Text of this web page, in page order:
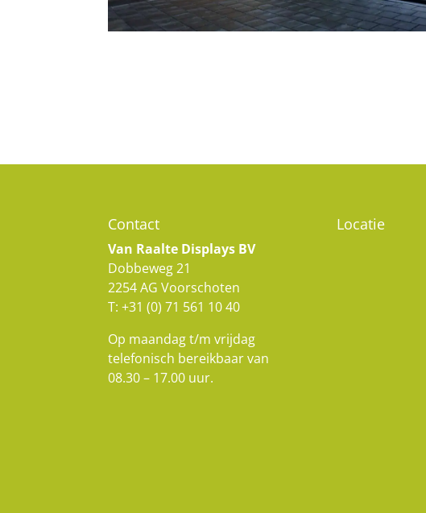
Contact
Van Raalte Displays BV
Dobbeweg 21
2254 AG Voorschoten
T:+31 (0) 71 561 10 40
Op maandag t/m vrijdag
telefonisch bereikbaar van
08.30 – 17.00 uur.
Locatie